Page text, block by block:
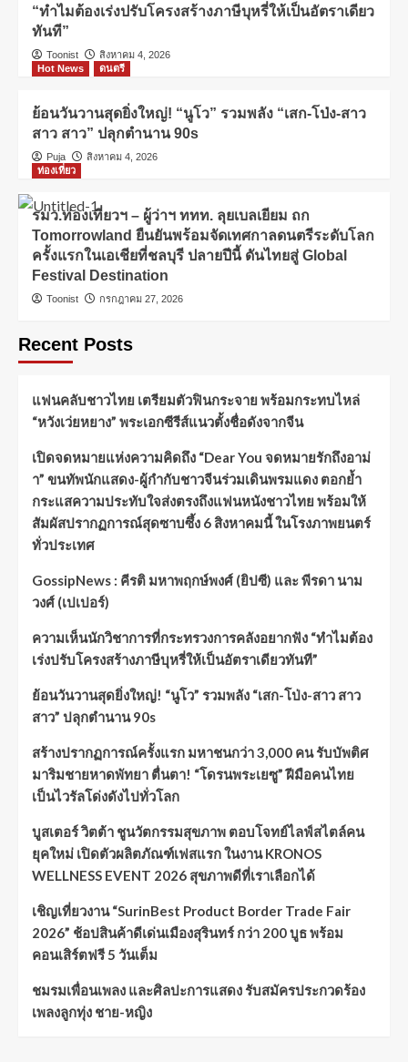
“ทำไมต้องเร่งปรับโครงสร้างภาษีบุหรี่ให้เป็นอัตราเดียว
ทันที”
Toonist
สิงหาคม 4, 2026
Hot News
ดนตรี
ย้อนวันวานสุดยิ่งใหญ่! “นูโว” รวมพลัง “เสก-โป่ง-สาว
สาว สาว” ปลุกตำนาน 90s
Puja
สิงหาคม 4, 2026
ท่องเที่ยว
รมว.ท่องเที่ยวฯ – ผู้ว่าฯ ททท. ลุยเบลเยียม ถก
Tomorrowland ยืนยันพร้อมจัดเทศกาลดนตรีระดับโลก
ครั้งแรกในเอเชียที่ชลบุรี ปลายปีนี้ ดันไทยสู่ Global
Festival Destination
Toonist กรกฎาคม 27, 2026
Recent Posts
แฟนคลับชาวไทย เตรียมตัวฟินกระจาย พร้อมกระทบไหล่
“หวังเว่ยหยาง” พระเอกซีรีส์แนวตั้งชื่อดังจากจีน
เปิดจดหมายแห่งความคิดถึง “Dear You จดหมายรักถึงอาม่
า” ขนทัพนักแสดง-ผู้กำกับชาวจีนร่วมเดินพรมแดง ตอกย้ำ
กระแสความประทับใจส่งตรงถึงแฟนหนังชาวไทย พร้อมให้
สัมผัสปรากฏการณ์สุดซาบซึ้ง 6 สิงหาคมนี้ ในโรงภาพยนตร์
ทั่วประเทศ
GossipNews : คีรติ มหาพฤกษ์พงศ์ (ยิปซี) และ พีรดา นาม
วงศ์ (เปเปอร์)
ความเห็นนักวิชาการที่กระทรวงการคลังอยากฟัง “ทำไมต้อง
เร่งปรับโครงสร้างภาษีบุหรี่ให้เป็นอัตราเดียวทันที”
ย้อนวันวานสุดยิ่งใหญ่! “นูโว” รวมพลัง “เสก-โป่ง-สาว สาว
สาว” ปลุกตำนาน 90s
สร้างปรากฏการณ์ครั้งแรก มหาชนกว่า 3,000 คน รับบัพติศ
มาริมชายหาดพัทยา ตื่นตา! “โดรนพระเยซู” ฝีมือคนไทย
เป็นไวรัลโด่งดังไปทั่วโลก
บูสเตอร์ วิตต้า ชูนวัตกรรมสุขภาพ ตอบโจทย์ไลฟ์สไตล์คน
ยุคใหม่ เปิดตัวผลิตภัณฑ์เฟสแรก ในงาน KRONOS
WELLNESS EVENT 2026 สุขภาพดีที่เราเลือกได้
เชิญเที่ยวงาน “SurinBest Product Border Trade Fair
2026” ช้อปสินค้าดีเด่นเมืองสุรินทร์ กว่า 200 บูธ พร้อม
คอนเสิร์ตฟรี 5 วันเต็ม
ชมรมเพื่อนเพลง และศิลปะการแสดง รับสมัครประกวดร้อง
เพลงลูกทุ่ง ชาย-หญิง